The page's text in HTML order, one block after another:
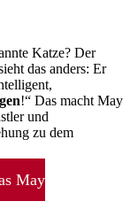
Katze? Der
das anders: Er
!“ Das macht May
und
zu dem
May